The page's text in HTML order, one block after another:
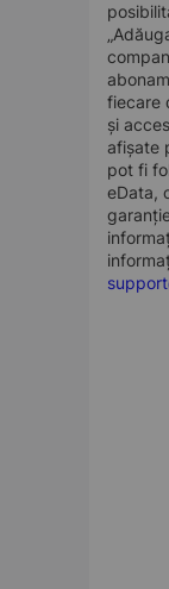
fiecare
și
afișate
pot fi
eData,